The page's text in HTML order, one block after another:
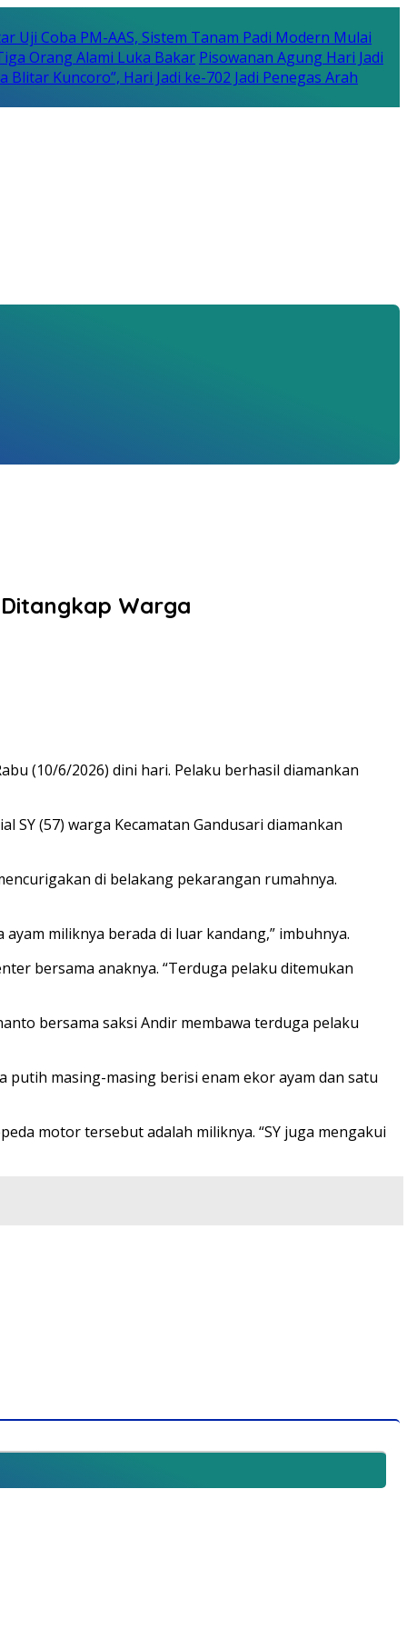
Uji Coba PM-AAS, Sistem Tanam Padi Modern Mulai
Orang Alami Luka Bakar Pisowanan Agung Hari Jadi
Blitar Kuncoro”, Hari Jadi ke-702 Jadi Penegas Arah
Warga
(10/6/2026) dini hari. Pelaku berhasil diamankan
SY (57) warga Kecamatan Gandusari diamankan
di belakang pekarangan rumahnya.
miliknya berada di luar kandang,” imbuhnya.
bersama anaknya. “Terduga pelaku ditemukan
bersama saksi Andir membawa terduga pelaku
masing-masing berisi enam ekor ayam dan satu
motor tersebut adalah miliknya. “SY juga mengakui